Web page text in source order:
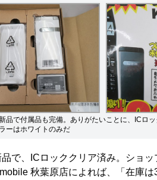
品で付属品も完備。ありがたいことに、ICロ
ーはホワイトのみだ
で、ICロッククリア済み。ショッ
秋葉原店によれば、「在庫